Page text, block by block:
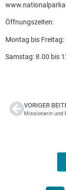
Öffnungszeiten:
Montag bis
Samstag: 8.00 bis
VORIGER